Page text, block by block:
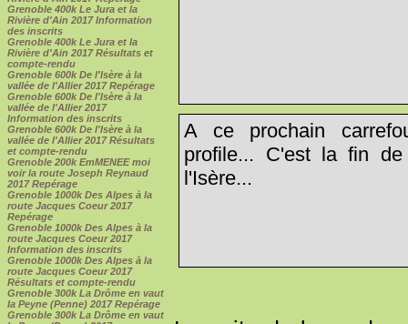
Grenoble 400k Le Jura et la
Rivière d'Ain 2017 Information
des inscrits
Grenoble 400k Le Jura et la
Rivière d'Ain 2017 Résultats et
compte-rendu
Grenoble 600k De l'Isère à la
vallée de l'Allier 2017 Repérage
Grenoble 600k De l'Isère à la
vallée de l'Allier 2017
Information des inscrits
Grenoble 600k De l'Isère à la
vallée de l'Allier 2017 Résultats
et compte-rendu
Grenoble 200k EmMENEE moi
voir la route Joseph Reynaud
2017 Repérage
Grenoble 1000k Des Alpes à la
route Jacques Coeur 2017
Repérage
Grenoble 1000k Des Alpes à la
route Jacques Coeur 2017
Information des inscrits
Grenoble 1000k Des Alpes à la
route Jacques Coeur 2017
Résultats et compte-rendu
Grenoble 300k La Drôme en vaut
la Peyne (Penne) 2017 Repérage
Grenoble 300k La Drôme en vaut
A ce prochain
profile... C'est la fin
l'Isère...